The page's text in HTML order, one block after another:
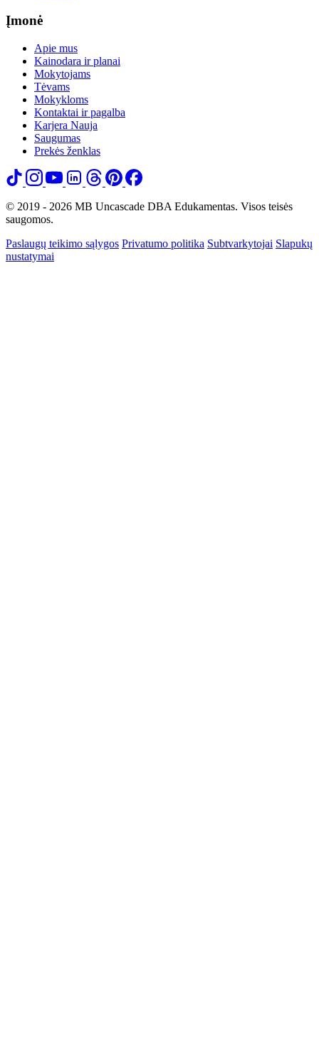
Įmonė
Apie mus
Kainodara ir planai
Mokytojams
Tėvams
Mokykloms
Kontaktai ir pagalba
Karjera Nauja
Saugumas
Prekės ženklas
© 2019 - 2026 MB Uncascade DBA Edukamentas. Visos teisės
saugomos.
Paslaugų teikimo sąlygos Privatumo politika Subtvarkytojai Slapukų
nustatymai